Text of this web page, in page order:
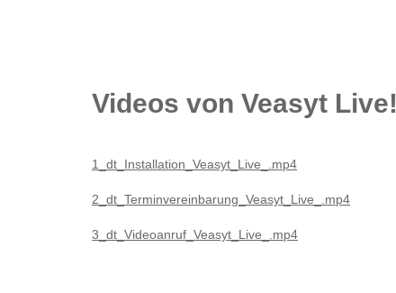
Videos von Veasyt Live!
1_dt_Installation_Veasyt_Live_.mp4
2_dt_Terminvereinbarung_Veasyt_Live_.mp4
3_dt_Videoanruf_Veasyt_Live_.mp4